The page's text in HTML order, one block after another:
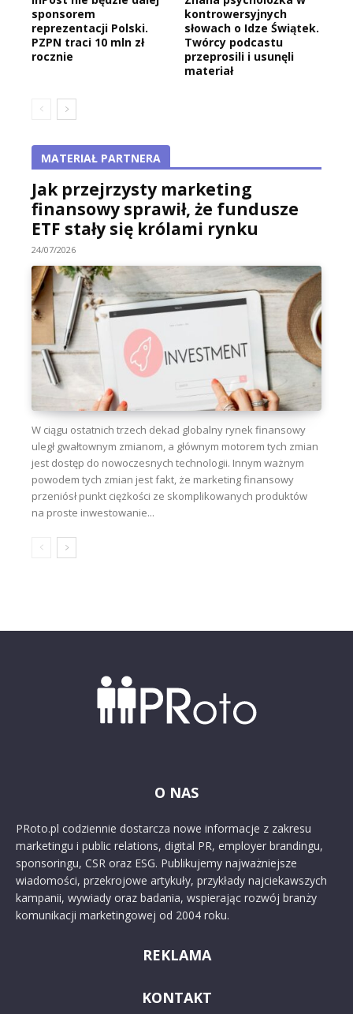
sponsorem
reprezentacji Polski.
PZPN traci 10 mln zł
rocznie
kontrowersyjnych
słowach o Idze Świątek.
Twórcy podcastu
przeprosili i usunęli
materiał
MATERIAŁ PARTNERA
Jak przejrzysty marketing
finansowy sprawił, że fundusze
ETF stały się królami rynku
24/07/2026
W ciągu ostatnich trzech dekad globalny rynek finansowy
uległ gwałtownym zmianom, a głównym motorem tych zmian
jest dostęp do nowoczesnych technologii. Innym ważnym
powodem tych zmian jest fakt, że marketing finansowy
przeniósł punkt ciężkości ze skomplikowanych produktów
na proste inwestowanie...
O NAS
PRoto.pl codziennie dostarcza nowe informacje z zakresu
marketingu i public relations, digital PR, employer brandingu,
sponsoringu, CSR oraz ESG. Publikujemy najważniejsze
wiadomości, przekrojowe artykuły, przykłady najciekawszych
kampanii, wywiady oraz badania, wspierając rozwój branży
komunikacji marketingowej od 2004 roku.
REKLAMA
KONTAKT